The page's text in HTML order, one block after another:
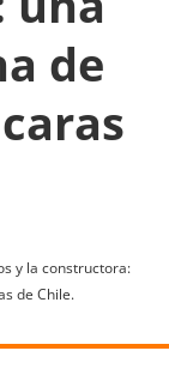
de
y la constructora:
de Chile.